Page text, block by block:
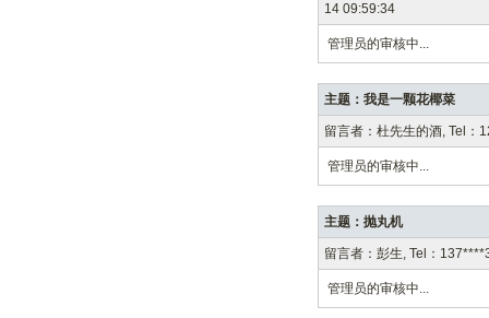
14 09:59:34
管理员的审核中...
主题：我是一颗花椰菜
留言者：杜先生的酒, Tel
管理员的审核中...
主题：抛丸机
留言者：彭生, Tel：
管理员的审核中...